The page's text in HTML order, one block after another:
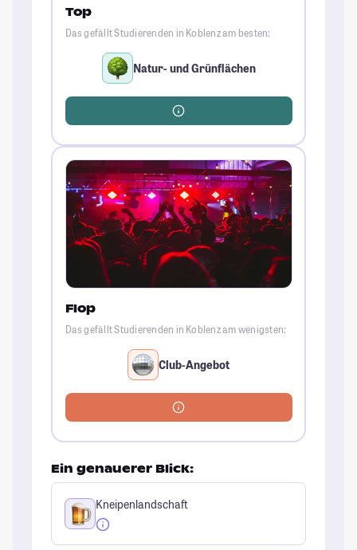
Top
Das gefällt Studierenden in Koblenz am besten:
Natur- und Grünflächen
Flop
Das gefällt Studierenden in Koblenz am wenigsten:
Club-Angebot
Ein genauerer Blick:
Kneipenlandschaft